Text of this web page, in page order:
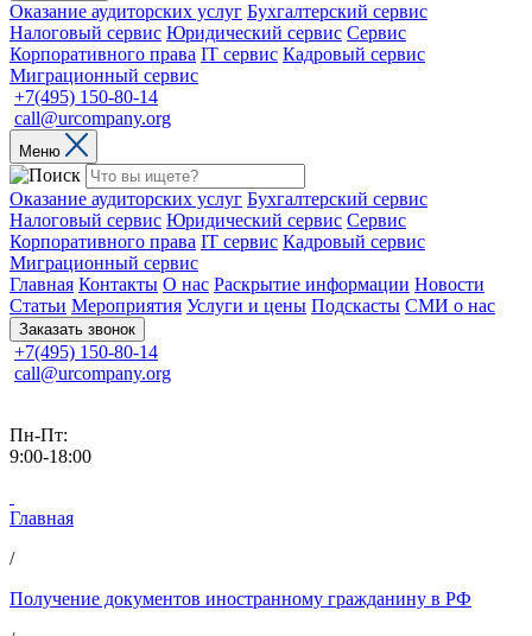
Оказание аудиторских услуг Бухгалтерский сервис
Налоговый сервис Юридический сервис Сервис
Корпоративного права IT сервис Кадровый сервис
Миграционный сервис
+7(495) 150-80-14
call@urcompany.org
Меню
Оказание аудиторских услуг Бухгалтерский сервис
Налоговый сервис Юридический сервис Сервис
Корпоративного права IT сервис Кадровый сервис
Миграционный сервис
Главная Контакты О нас Раскрытие информации Новости
Статьи Мероприятия Услуги и цены Подскасты СМИ о нас
Заказать звонок
+7(495) 150-80-14
call@urcompany.org
Пн-Пт:
9:00-18:00
Главная
/
Получение документов иностранному гражданину в РФ